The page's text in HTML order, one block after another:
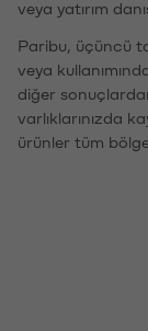
veya yatırım
Paribu, üçüncü
veya
diğer
varlıklarınızda
ürünler tüm